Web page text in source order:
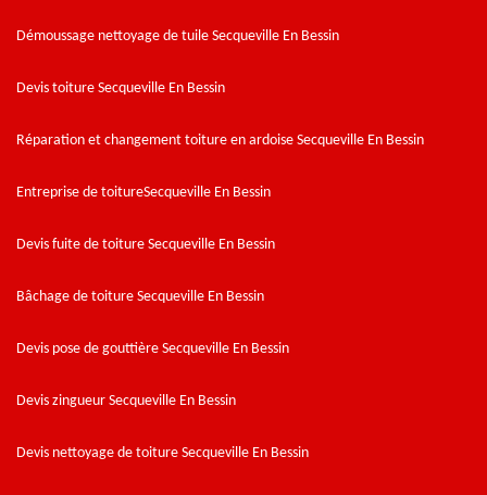
Démoussage nettoyage de tuile Secqueville En Bessin
Devis toiture Secqueville En Bessin
Réparation et changement toiture en ardoise Secqueville En Bessin
Entreprise de toitureSecqueville En Bessin
Devis fuite de toiture Secqueville En Bessin
Bâchage de toiture Secqueville En Bessin
Devis pose de gouttière Secqueville En Bessin
Devis zingueur Secqueville En Bessin
Devis nettoyage de toiture Secqueville En Bessin